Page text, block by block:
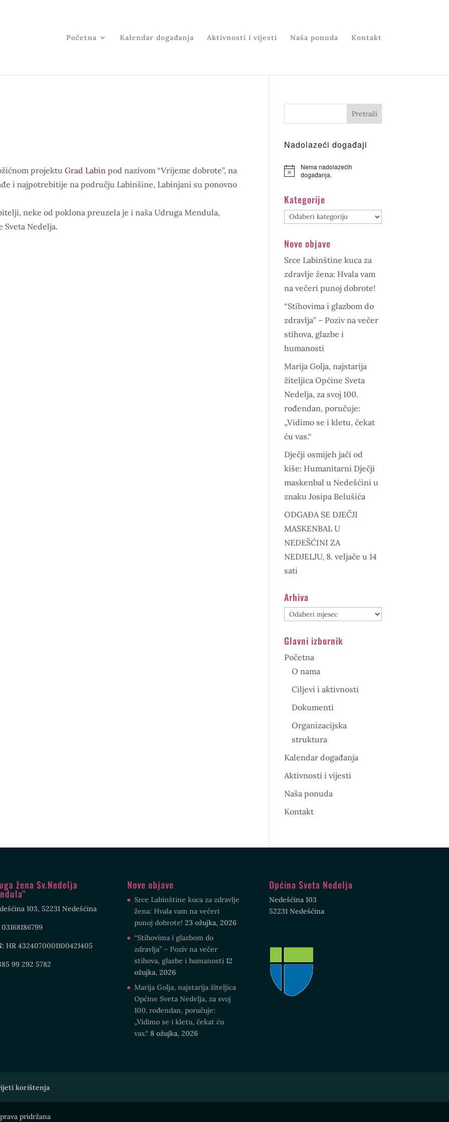
Početna Kalendar događanja Aktivnosti i vijesti Naša ponuda Kontakt
projektuGrad Labin pod nazivom “Vrijeme dobrote”, na
i najpotrebitije na području Labinšine, Labinjani su ponovno
neke od poklona preuzela je i naša Udruga Mendula,
Sveta Nedelja.
Nadolazeći događaji
Nema nadolazećih
događanja.
Kategorije
Kategorije
Nove objave
Srce Labinštine kuca za
zdravlje žena: Hvala vam
na večeri punoj dobrote!
“Stihovima i glazbom do
zdravlja” – Poziv na večer
stihova, glazbe i
humanosti
Marija Golja, najstarija
žiteljica Općine Sveta
Nedelja, za svoj 100.
rođendan, poručuje:
„Vidimo se i kletu, čekat
ću vas.“
Dječji osmijeh jači od
kiše: Humanitarni Dječji
maskenbal u Nedešćini u
znaku Josipa Belušića
ODGAĐA SE DJEČJI
MASKENBAL U
NEDEŠĆINI ZA
NEDJELJU, 8. veljače u 14
sati
Arhiva
Arhiva
Glavni izbornik
Početna
O nama
Ciljevi i aktivnosti
Dokumenti
Organizacijska
struktura
Kalendar događanja
Aktivnosti i vijesti
Naša ponuda
Kontakt
žena Sv.Nedelja
103, 52231 Nedešćina
03168186799
HR 4324070001100421405
99 292 5782
Nove objave
Srce Labinštine kuca za zdravlje
žena: Hvala vam na večeri
punoj dobrote! 23 ožujka, 2026
“Stihovima i glazbom do
zdravlja” – Poziv na večer
stihova, glazbe i humanosti 12
ožujka, 2026
Marija Golja, najstarija žiteljica
Općine Sveta Nedelja, za svoj
100. rođendan, poručuje:
„Vidimo se i kletu, čekat ću
vas.“ 8 ožujka, 2026
Općina Sveta Nedelja
Nedešćina 103
52231 Nedešćina
korištenja
pridržana